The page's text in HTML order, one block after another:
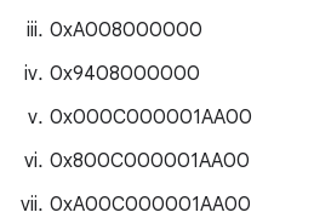
0xA008000000
0x9408000000
0x000C000001AA00
0x800C000001AA00
0xA00C000001AA00